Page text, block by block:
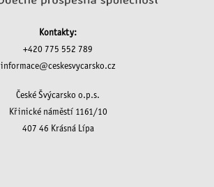
Kontakty:
+420 775 552 789
informace@ceskesvycarsko.cz
České Švýcarsko o.p.s.
Křinické náměstí 1161/10
407 46 Krásná Lípa